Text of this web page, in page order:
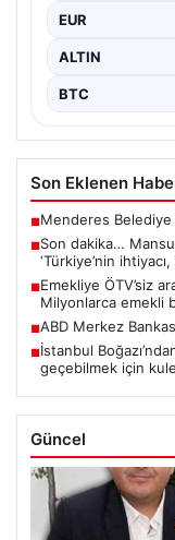
EUR
ALTIN
BTC
Son Eklenen
■Menderes Belediye
■Son dakika…
‘Türkiye’nin
■Emekliye ÖTV’siz
Milyonlarca emekli
■ABD Merkez
■İstanbul
geçebilmek için
Güncel